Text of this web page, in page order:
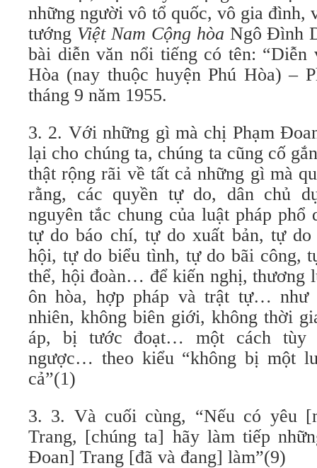
những người vô tổ quốc, vô gia
tướng Việt Nam Cộng hòa Ngô Đình
bài diễn văn nổi tiếng có tên: “Diễn
Hòa (nay thuộc huyện Phú Hòa) –
tháng 9 năm 1955.
3. 2. Với những gì mà chị Phạm
lại cho chúng ta, chúng ta cũng cố
thật rộng rãi về tất cả những gì mà
rằng, các quyền tự do, dân chủ
nguyên tắc chung của luật pháp phổ
tự do báo chí, tự do xuất bản, tự
hội, tự do biểu tình, tự do bãi công,
thể, hội đoàn… để kiến nghị, thương
ôn hòa, hợp pháp và trật tự… như
nhiên, không biên giới, không thời
áp, bị tước đoạt… một cách tùy
ngược… theo kiểu “không bị một
cả”(1)
3. 3. Và cuối cùng, “Nếu có yêu
Trang, [chúng ta] hãy làm tiếp
Đoan] Trang [đã và đang] làm”(9)